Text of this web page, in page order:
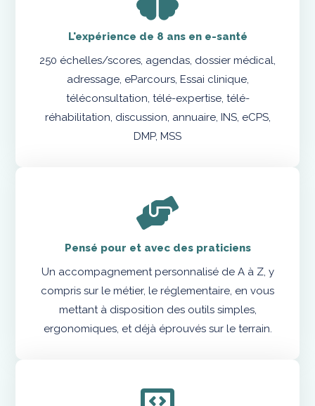
L'expérience de 8 ans en e-santé
250 échelles/scores, agendas, dossier médical,
adressage, eParcours, Essai clinique,
téléconsultation, télé-expertise, télé-
réhabilitation, discussion, annuaire, INS, eCPS,
DMP, MSS
Pensé pour et avec des praticiens
Un accompagnement personnalisé de A à Z, y
compris sur le métier, le réglementaire, en vous
mettant à disposition des outils simples,
ergonomiques, et déjà éprouvés sur le terrain.